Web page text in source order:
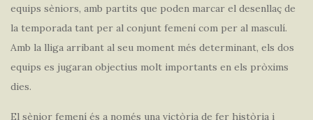
equips sèniors, amb partits que poden marcar el desenllaç de
la temporada tant per al conjunt femení com per al masculí.
Amb la lliga arribant al seu moment més determinant, els dos
equips es jugaran objectius molt importants en els pròxims
dies.
El sènior femení és a només una victòria de fer història i